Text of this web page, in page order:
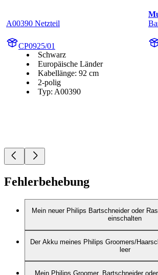
A00390 Netzteil
CP0925/01
Schwarz
Europäische Länder
Kabellänge: 92 cm
2-polig
Typ: A00390
Fehlerbehebung
Mein neuer Philips Bartschneider oder
einschalten
Der Akku meines Philips Groomers/
leer
Mein Philips Groomer, Bartschneider